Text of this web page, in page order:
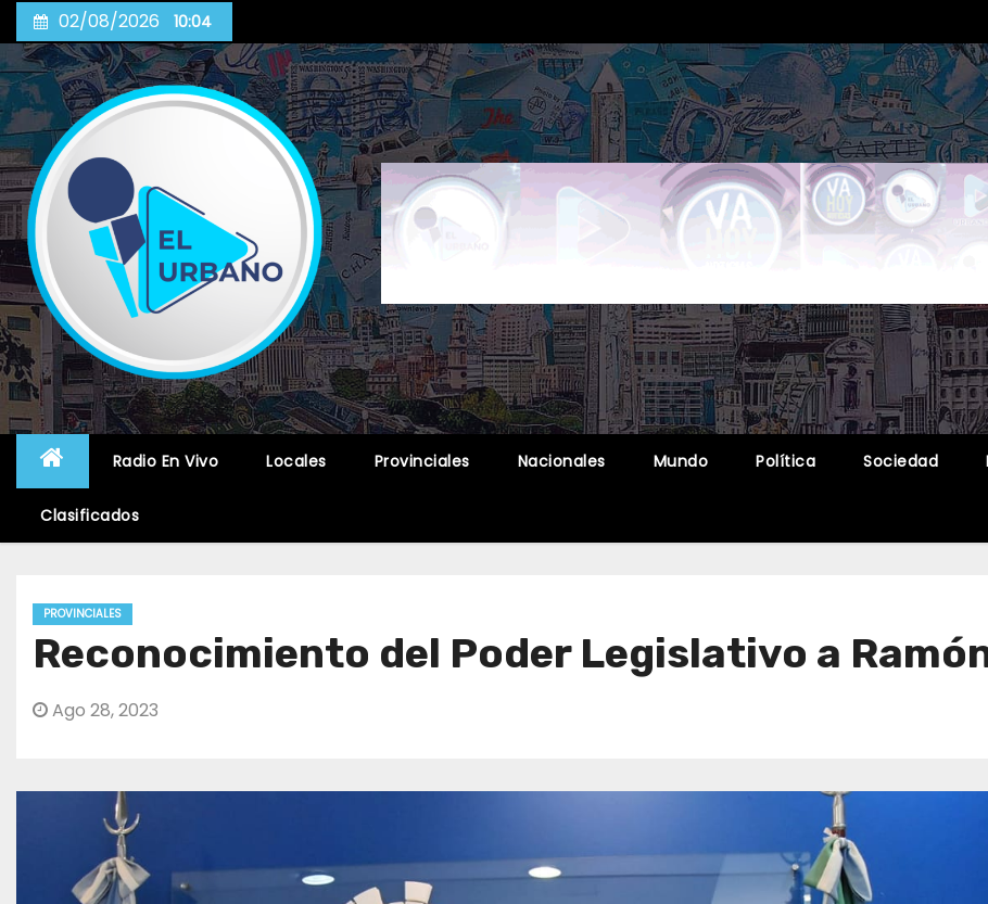
to
content
02/08/2026 10:04
Radio En Vivo Locales Provinciales Nacionales Mundo Política Sociedad
Clasificados
PROVINCIALES
Reconocimiento del Poder Legislativo a
Ago 28, 2023